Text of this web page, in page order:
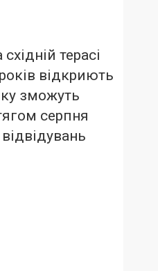
терасі
відкриють
зможуть
серпня